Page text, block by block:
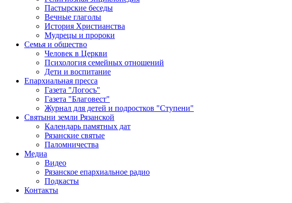
Пастырские беседы
Вечные глаголы
История Христианства
Мудрецы и пророки
Семья и общество
Человек в Церкви
Психология семейных отношений
Дети и воспитание
Епархиальная пресса
Газета "Логосъ"
Газета "Благовест"
Журнал для детей и подростков "Ступени"
Святыни земли Рязанской
Календарь памятных дат
Рязанские святые
Паломничества
Медиа
Видео
Рязанское епархиальное радио
Подкасты
Контакты